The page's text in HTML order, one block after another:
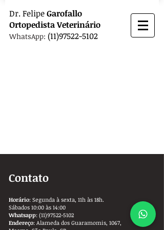
Dr. FelipeGarofallo
OrtopedistaVeterinário
WhatsApp: (11)97522-5102
Contato
Horário: Segunda à sexta, 11h às 18h.
Sábados 10:00 às 14:00
Whatsapp: (11)97522-5102
Endereço: Alameda dos Guaramomis, 1067,